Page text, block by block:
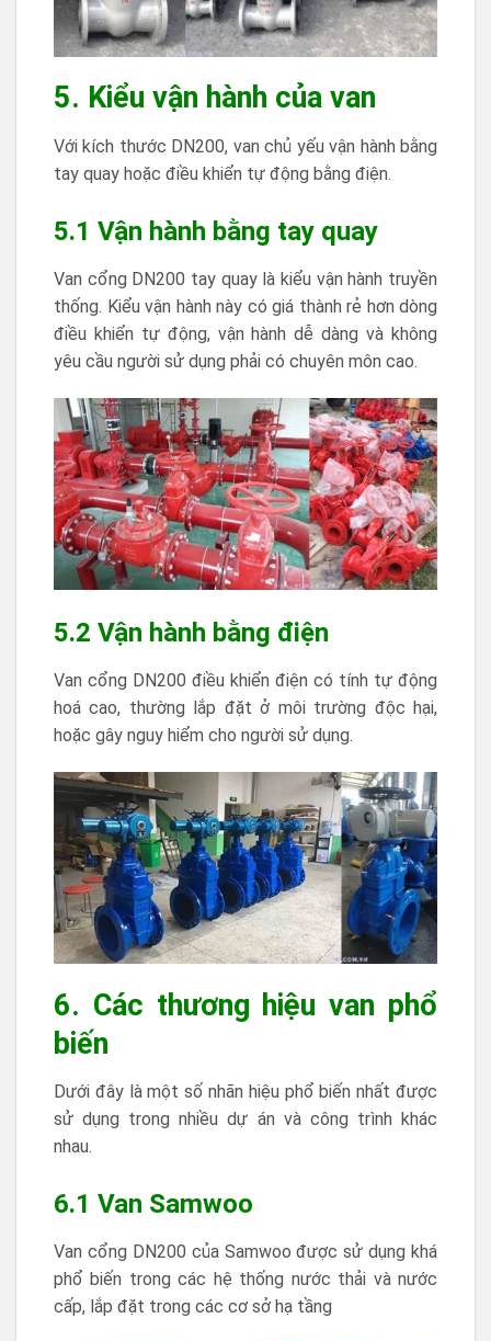
5. Kiểu vận hành của van
Với kích thước DN200, van chủ yếu vận hành bằng
tay quay hoặc điều khiển tự động bằng điện.
5.1 Vận hành bằng tay quay
Van cổng DN200 tay quay là kiểu vận hành truyền
thống. Kiểu vận hành này có giá thành rẻ hơn dòng
điều khiển tự động, vận hành dễ dàng và không
yêu cầu người sử dụng phải có chuyên môn cao.
5.2 Vận hành bằng điện
Van cổng DN200 điều khiển điện có tính tự động
hoá cao, thường lắp đặt ở môi trường độc hại,
hoặc gây nguy hiểm cho người sử dụng.
6. Các thương hiệu van phổ
biến
Dưới đây là một số nhãn hiệu phổ biến nhất được
sử dụng trong nhiều dự án và công trình khác
nhau.
6.1 Van Samwoo
Van cổng DN200 của Samwoo được sử dụng khá
phổ biến trong các hệ thống nước thải và nước
cấp, lắp đặt trong các cơ sở hạ tầng